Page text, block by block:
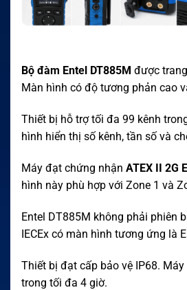
Bộ đàm Entel DT885M được
Màn hình có độ tương phản cao
Thiết bị hỗ trợ tối đa 99 kênh
hình hiển thị số kênh, tần số và
Máy đạt chứng nhận ATEX II 2G
hình này phù hợp với Zone 1 và
Entel DT885M không phải phiên
IECEx có màn hình tương ứng là
Thiết bị đạt cấp bảo vệ IP68.
trong tối đa 4 giờ.